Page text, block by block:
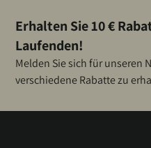
Erhalten Sie 10 €
Laufenden!
Melden Sie sich für unseren
verschiedene Rabatte zu